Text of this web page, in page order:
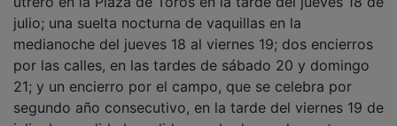
julio; una suelta nocturna de vaquillas en la
medianoche del jueves 18 al viernes 19; dos encierros
por las calles, en las tardes de sábado 20 y domingo
21; y un encierro por el campo, que se celebra por
segundo año consecutivo, en la tarde del viernes 19 de
julio. La medida ha salido aprobada con los votos